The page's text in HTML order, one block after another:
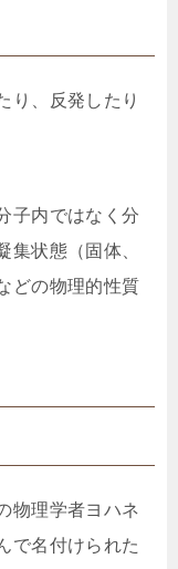
り、反発したり
子内ではなく分
集状態（固体、
どの物理的性質
物理学者ヨハネ
で名付けられた